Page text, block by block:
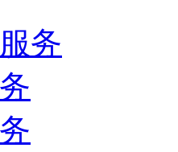
务